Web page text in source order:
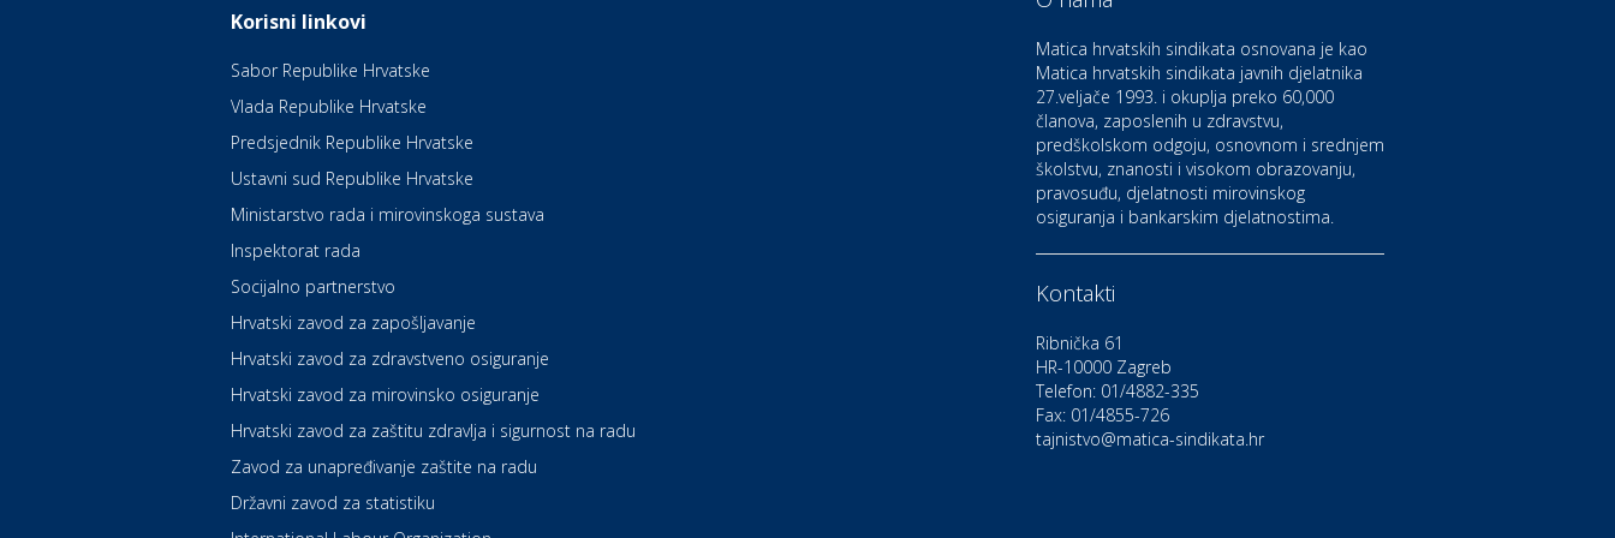
Kultura i edukacija
Kazalište Kerempuh
Kultura i edukacija
Kazalište ZKM
Auto-moto i tehnika
Zdravlje i osiguranje
UNIQA osiguranje
Korisni linkovi
Sabor Republike Hrvatske
Vlada Republike Hrvatske
Predsjednik Republike Hrvatske
Ustavni sud Republike Hrvatske
Ministarstvo rada i mirovinskoga sustava
Inspektorat rada
Socijalno partnerstvo
Hrvatski zavod za zapošljavanje
Hrvatski zavod za zdravstveno osiguranje
Hrvatski zavod za mirovinsko osiguranje
Hrvatski zavod za zaštitu zdravlja i sigurnost na radu
Zavod za unapređivanje zaštite na radu
Državni zavod za statistiku
Matica hrvatskih sindikata osnovana je kao
Matica hrvatskih sindikata javnih djelatnika
27.veljače 1993. i okuplja preko 60,000
članova, zaposlenih u zdravstvu,
predškolskom odgoju, osnovnom i srednjem
školstvu, znanosti i visokom obrazovanju,
pravosuđu, djelatnosti mirovinskog
osiguranja i bankarskim djelatnostima.
Kontakti
Ribnička 61
HR-10000 Zagreb
Telefon: 01/4882-335
Fax: 01/4855-726
tajnistvo@matica-sindikata.hr